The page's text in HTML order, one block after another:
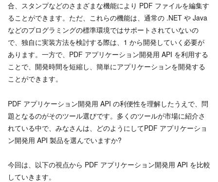
合、スタンプなどのさまざまな機能により PDF ファイルを編集す
ることができます。ただ、これらの機能は、通常の .NET や Java
などのプログラミングの標準環境ではサポートされていないの
で、独自に実装方法を検討する際は、1 から開発していく必要が
あります。一方で、PDF アプリケーション開発用 API を利用する
ことで、開発時間を短縮し、簡単にアプリケーションを開発する
ことができます。
PDF アプリケーション開発用 API の利便性を理解したうえで、問
題となるのがそのツール選びです。多くのツールが市場に紹介さ
れている中で、みなさんは、どのようにしてPDF アプリケーショ
ン開発用 API 製品を選んでいますか?
今回は、以下の視点から PDF アプリケーション開発用 API を比較
していきます。